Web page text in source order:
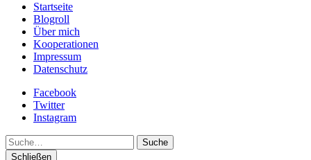
Startseite
Blogroll
Über mich
Kooperationen
Impressum
Datenschutz
Facebook
Twitter
Instagram
Suche
Schließen